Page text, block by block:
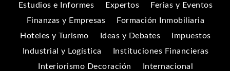
Estudios e Informes
Expertos
Ferias y Eventos
Finanzas y Empresas
Formación Inmobiliaria
Hoteles y Turismo
Ideas y Debates
Impuestos
Industrial y Logística
Instituciones Financieras
Interiorismo Decoración
Internacional